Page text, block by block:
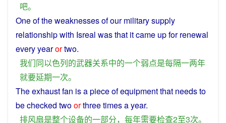
吧。
Oneof theweaknessesofour militarysupply
relationshipwith Isreal wasthat it came up forrenewal
everyyearortwo.
我们同以色列的武器关系中的一个弱点是每隔一两年
就要延期一次。
Theexhaust fan isapieceofequipmentthat needsto
bechecked twoorthreetimesayear.
排风扇是整个设备的一部分， 每年需要检查2至3次。